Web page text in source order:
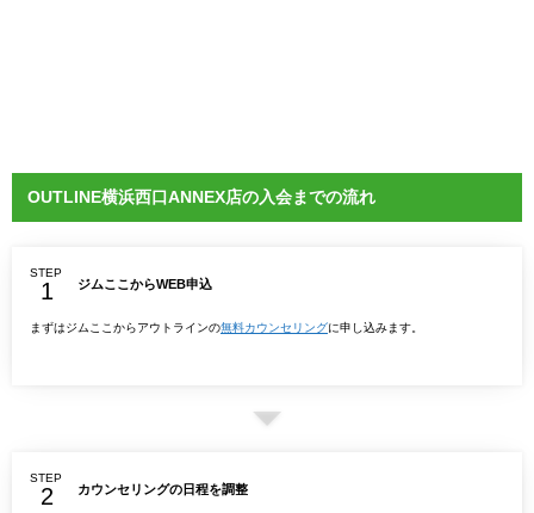
OUTLINE横浜西口ANNEX店の入会までの流れ
STEP
ジムここからWEB申込
まずはジムここからアウトラインの無料カウンセリングに申し込みます。
STEP
カウンセリングの日程を調整